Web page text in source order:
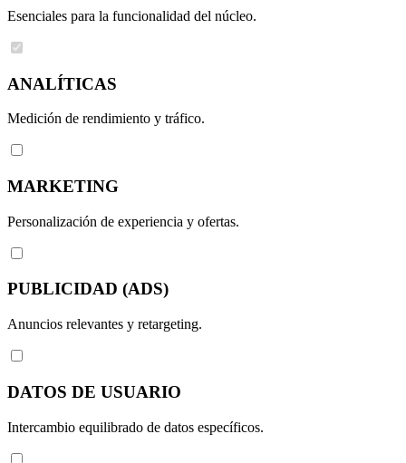
Esenciales para la funcionalidad del núcleo.
ANALÍTICAS
Medición de rendimiento y tráfico.
MARKETING
Personalización de experiencia y ofertas.
PUBLICIDAD (ADS)
Anuncios relevantes y retargeting.
DATOS DE USUARIO
Intercambio equilibrado de datos específicos.